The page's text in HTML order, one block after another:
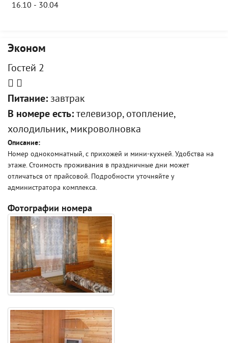
16.10 - 30.04
Эконом
Гостей 2
Питание: завтрак
В номере есть: телевизор, отопление,
холодильник, микроволновка
Описание:
Номер однокомнатный, с прихожей и мини-кухней. Удобства на
этаже. Стоимость проживания в праздничные дни может
отличаться от прайсовой. Подробности уточняйте у
администратора комплекса.
Фотографии номера